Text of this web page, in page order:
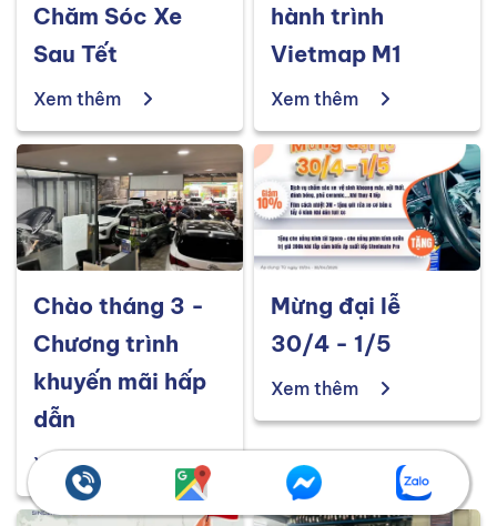
Chăm Sóc Xe
Sau Tết
Xem thêm
hành trình
Vietmap M1
Xem thêm
Chào tháng 3 -
Chương trình
khuyến mãi hấp
dẫn
Xem thêm
Mừng đại lễ
30/4 - 1/5
Xem thêm